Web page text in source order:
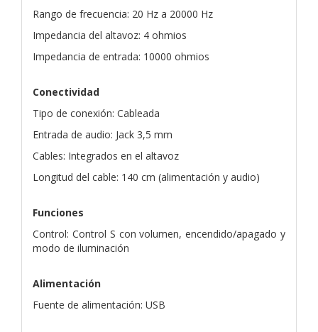
Rango de frecuencia: 20 Hz a 20000 Hz
Impedancia del altavoz: 4 ohmios
Impedancia de entrada: 10000 ohmios
Conectividad
Tipo de conexión: Cableada
Entrada de audio: Jack 3,5 mm
Cables: Integrados en el altavoz
Longitud del cable: 140 cm (alimentación y audio)
Funciones
Control: Control S con volumen, encendido/apagado y
modo de iluminación
Alimentación
Fuente de alimentación: USB